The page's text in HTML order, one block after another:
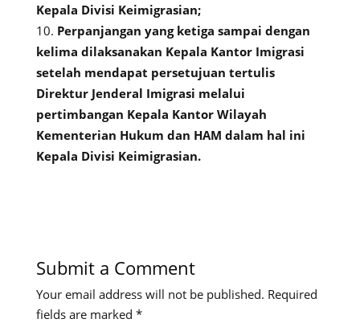
Kepala Divisi Keimigrasian;
Perpanjangan yang ketiga sampai dengan
kelima dilaksanakan Kepala Kantor Imigrasi
setelah mendapat persetujuan tertulis
Direktur Jenderal Imigrasi melalui
pertimbangan Kepala Kantor Wilayah
Kementerian Hukum dan HAM dalam hal ini
Kepala Divisi Keimigrasian.
Submit a Comment
Your email address will not be published. Required
fields are marked *